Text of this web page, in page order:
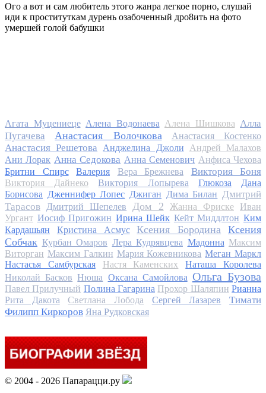
Ого а вот и сам любитель этого жанра легкое порно, слушай
иди к проституткам дурень озабоченный дро8ить на фото
умершей голой бабушки
Агата Муцениеце Алена Водонаева Алена Шишкова Алла
Пугачева
Анастасия Волочкова Анастасия Костенко
Анастасия Решетова Анджелина Джоли
Андрей Малахов
Ани Лорак Анна Седокова Анна Семенович Анфиса Чехова
Бритни Спирс
Валерия Вера Брежнева Виктория Боня
Виктория Дайнеко Виктория Лопырева Глюкоза
Дана
Борисова Дженнифер Лопес Джиган Дима Билан Дмитрий
Тарасов
Дмитрий Шепелев Дом 2 Жанна Фриске
Иван
Ургант Иосиф Пригожин Ирина Шейк Кейт Миддлтон Ким
Кардашьян
Кристина Асмус Ксения Бородина
Ксения
Собчак Курбан Омаров Лера Кудрявцева Мадонна Максим
Виторган Максим Галкин Мария Кожевникова Меган Маркл
Настасья Самбурская
Настя Каменских
Наташа Королева
Николай Басков Нюша Оксана Самойлова Ольга Бузова
Павел Прилучный Полина Гагарина Прохор Шаляпин Рианна
Рита Дакота
Светлана Лобода Сергей Лазарев
Тимати
Филипп Киркоров Яна Рудковская
© 2004 - 2026 Папарацци.ру